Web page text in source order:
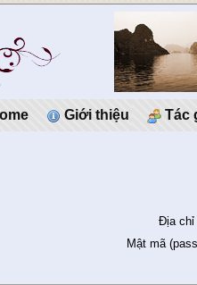
Giới thiệu Tác
Địa chỉ
Mật mã